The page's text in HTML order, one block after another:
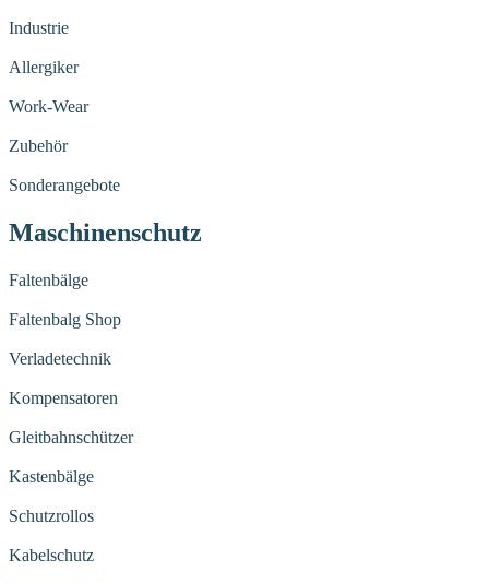
Industrie
Allergiker
Work-Wear
Zubehör
Sonderangebote
Maschinenschutz
Faltenbälge
Faltenbalg Shop
Verladetechnik
Kompensatoren
Gleitbahnschützer
Kastenbälge
Schutzrollos
Kabelschutz